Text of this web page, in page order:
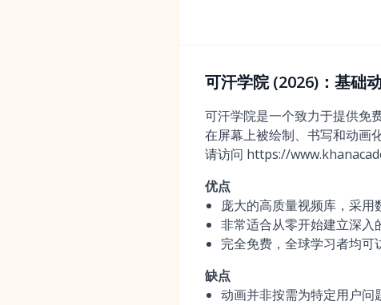
可汗学院 (2026)：基础
可汗学院是一个致力于提供免
在屏幕上被绘制、书写和动画
请访问 https://
优点
庞大的高质量视频库，采用
非常适合从零开始建立深入
完全免费，全球学习者均可
缺点
动画并非按需为特定用户问